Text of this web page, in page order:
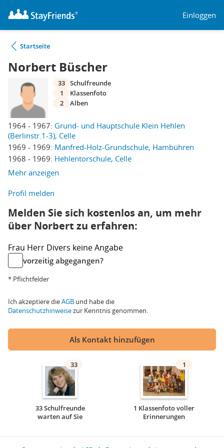
Einloggen
Startseite
Norbert Büscher
1964 - 1967: Grund- und Hauptschule Klein Hehlen
(Berlinstr.1-3), Celle
1969 - 1969: Manfred-Holz-Grundschule, Hambühren
1968 - 1969: Hehlentorschule, Celle
Mehr anzeigen
33 Schulfreunde
1
Klassenfoto
2
Alben
Profil melden
Melden Sie sich kostenlos an, um mehr
über Norbert zu erfahren:
Frau Herr Divers keine Angabe
vorzeitig abgegangen?
* Pflichtfelder
Ich akzeptiere dieAGB und habe die
Datenschutzhinweisezur Kenntnis genommen.
Als Kontakt hinzufügen
33
33 Schulfreunde
warten auf Sie
1
1 Klassenfoto voller
Erinnerungen